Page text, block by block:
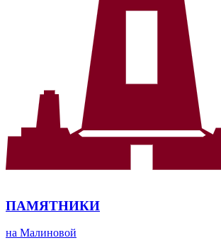
ПАМЯТНИКИ
на Малиновой